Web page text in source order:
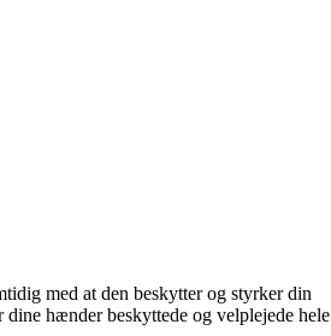
med at den beskytter og styrker din
hænder beskyttede og velplejede hele